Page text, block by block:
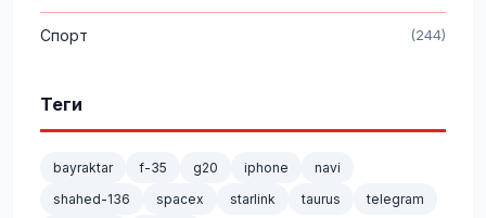
Спорт (244)
Теги
bayraktar f-35 g20 iphone
navi
shahed-136
spacex starlink taurus
telegram